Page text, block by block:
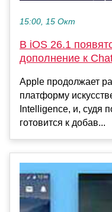
15:00, 15 Окт
В iOS 26.1
дополнение к
Apple продолжает
платформу
Intelligence, и, судя
готовится к добав...